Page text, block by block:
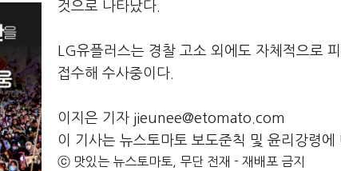
것으로 나타났다.
LG유플러스는 경찰 고소 외에도 자체적으로
접수해 수사중이다.
이지은 기자 jieunee@etomato.com
이 기사는 뉴스토마토 보도준칙 및 윤리강령
ⓒ 맛있는 뉴스토마토, 무단 전재 - 재배포 금지